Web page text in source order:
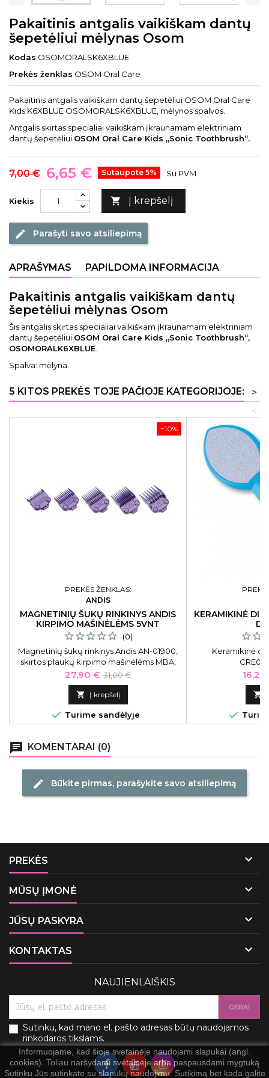
Pakaitinis antgalis vaikiškam dantų
šepetėliui mėlynas Osom
Kodas OSOMORALSK6XBLUE
Prekės ženklas OSOM Oral Care
Pakaitinis antgalis vaikiškam dantų šepetėliui OSOM Oral Care
Kids K6XBLUE OSOMORALSK6XBLUE, mėlynos spalvos.
Antgalis skirtas specialiai vaikiškam įkraunamam elektriniam
dantų šepetėliui OSOM Oral Care Kids „Sonic Toothbrush“.
7,00 € 6,65 € Sutaupote 5% Su PVM
Kiekis  Į krepšelį
edit Parašyti savo atsiliepimą
APRAŠYMAS PAPILDOMA INFORMACIJA
Pakaitinis antgalis vaikiškam dantų
šepetėliui mėlynas Osom
Šis antgalis skirtas specialiai vaikiškam įkraunamam elektriniam
dantų šepetėliui OSOM Oral Care Kids „Sonic Toothbrush“,
OSOMORALK6XBLUE
Spalva: mėlyna.
5 KITOS PREKĖS TOJE PAČIOJE KATEGORIJOJE:
>
<
−10%
PREKĖS ŽENKLAS:
ANDIS
MAGNETINIŲ ŠUKŲ RINKINYS ANDIS
KIRPIMO MAŠINĖLĖMS 5VNT
(0)
Magnetinių šukų rinkinys Andis AN-01900,
skirtos plaukų kirpimo mašinėlėms MBA,
MC-2, ML, PM-1 ir PM-4, 5 vnt.
Kaina
27,90 € Bazinė
kaina
31,00 €
 Į krepšelį
 Turime sandėlyje
KERAMIKINĖ
Keramikinė
Kaina


chat KOMENTARAI (0)
edit Būkite pirmas, parašykite savo atsiliepimą
PREKĖS 
MŪSŲ ĮMONĖ 
JŪSŲ PASKYRA 
KONTAKTAS 
Informuojame, kad šioje svetainėje naudojami slapukai (angl.
cookies). Toliau naršydami svetainėje arba paspausdami mygtuką
Sutinku Jūs sutinkate su slapukų naudojimu. Sutikimą bet kada galite
NAUJIENLAIŠKIS
Sutinku, kad mano el. pašto adresas būtų naudojamos
rinkodaros tikslams.